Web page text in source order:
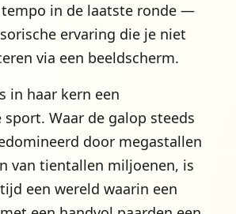
tempo in de laatste ronde —
ervaring die je niet
via een beeldscherm.
in haar kern een
Waar de galop steeds
door megastallen
van tientallen miljoenen, is
een wereld waarin een